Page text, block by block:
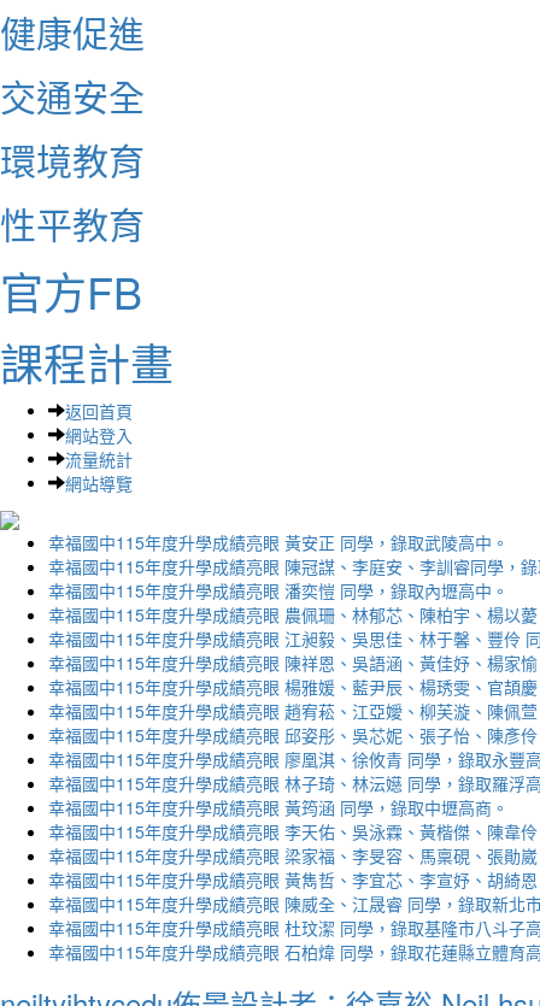
健康促進
交通安全
環境教育
性平教育
官方FB
課程計畫
返回首頁
網站登入
流量統計
網站導覽
幸福國中115年度升學成績亮眼 黃安正 同學，錄取武陵高中。
幸福國中115年度升學成績亮眼 陳冠謀、李庭安、李訓睿同學，
幸福國中115年度升學成績亮眼 潘奕愷 同學，錄取內壢高中。
幸福國中115年度升學成績亮眼 農佩珊、林郁芯、陳柏宇、楊以
幸福國中115年度升學成績亮眼 江昶毅、吳思佳、林于馨、豐伶
幸福國中115年度升學成績亮眼 陳祥恩、吳語涵、黃佳妤、楊家
幸福國中115年度升學成績亮眼 楊雅媛、藍尹辰、楊琇雯、官頡
幸福國中115年度升學成績亮眼 趙宥菘、江亞嬡、柳芙漩、陳佩
幸福國中115年度升學成績亮眼 邱姿彤、吳芯妮、張子怡、陳彥
幸福國中115年度升學成績亮眼 廖凰淇、徐攸青 同學，錄取永豐
幸福國中115年度升學成績亮眼 林子琦、林沄嬨 同學，錄取羅浮
幸福國中115年度升學成績亮眼 黃筠涵 同學，錄取中壢高商。
幸福國中115年度升學成績亮眼 李天佑、吳泳霖、黃楷傑、陳韋
幸福國中115年度升學成績亮眼 梁家福、李旻容、馬稟硯、張勛
幸福國中115年度升學成績亮眼 黃雋哲、李宜芯、李宣妤、胡綺
幸福國中115年度升學成績亮眼 陳威全、江晟睿 同學，錄取新北
幸福國中115年度升學成績亮眼 杜玟潔 同學，錄取基隆市八斗子
幸福國中115年度升學成績亮眼 石柏煒 同學，錄取花蓮縣立體育